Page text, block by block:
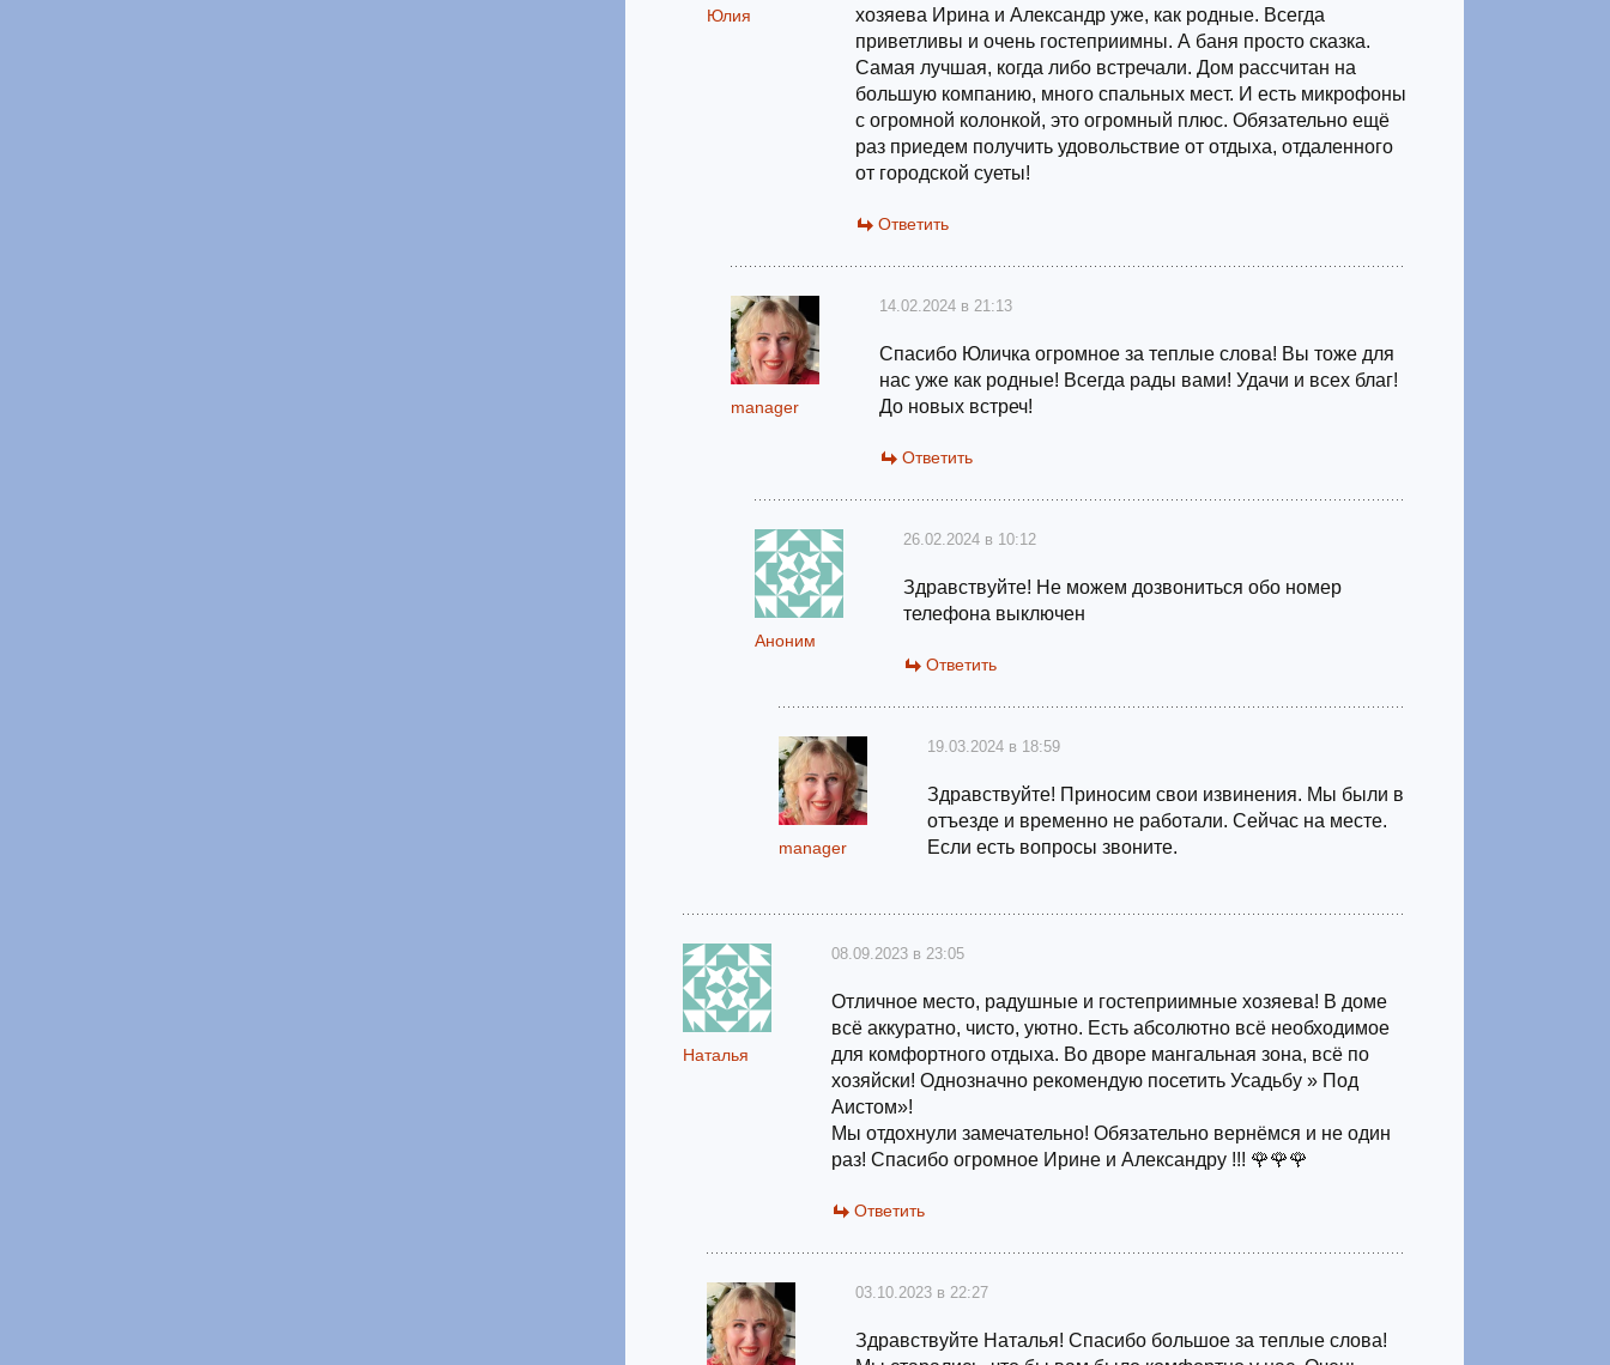
Юлия
хозяева Ирина и Александр уже, как родные. Всегда
приветливы и очень гостеприимны. А баня просто сказка.
Самая лучшая, когда либо встречали. Дом рассчитан на
большую компанию, много спальных мест. И есть микрофоны
с огромной колонкой, это огромный плюс. Обязательно ещё
раз приедем получить удовольствие от отдыха, отдаленного
от городской суеты!
Ответить
manager
14.02.2024 в 21:13
Спасибо Юличка огромное за теплые слова! Вы тоже для
нас уже как родные! Всегда рады вами! Удачи и всех благ!
До новых встреч!
Ответить
Аноним
26.02.2024 в 10:12
Здравствуйте! Не можем дозвониться обо номер
телефона выключен
Ответить
manager
19.03.2024 в 18:59
Здравствуйте! Приносим свои извинения. Мы были в
отъезде и временно не работали. Сейчас на месте.
Если есть вопросы звоните.
Наталья
08.09.2023 в 23:05
Отличное место, радушные и гостеприимные хозяева! В доме
всё аккуратно, чисто, уютно. Есть абсолютно всё необходимое
для комфортного отдыха. Во дворе мангальная зона, всё по
хозяйски! Однозначно рекомендую посетить Усадьбу » Под
Аистом»!
Мы отдохнули замечательно! Обязательно вернёмся и не один
раз! Спасибо огромное Ирине и Александру !!! 🌹🌹🌹
Ответить
03.10.2023 в 22:27
Здравствуйте Наталья! Спасибо большое за теплые слова!